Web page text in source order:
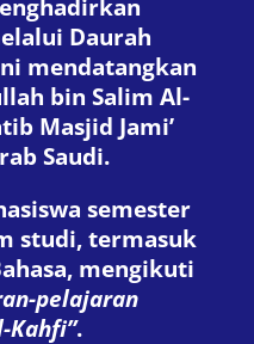
Daurah
mendatangkan
bin Salim Al-
Masjid Jami’
Saudi.
semester
studi, termasuk
mengikuti
pelajaran
Kahfi”.